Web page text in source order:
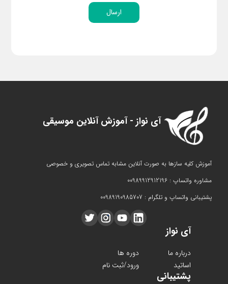
ارسال
آی نواز - آموزش آنلاین موسیقی
آموزش کلیه سازها به صورت آنلاین مشابه تماس تصویری و خصوصی
مشاوره واتساپ : 00989912912196
پشتیبانی واتساپ و تلگرام : 00989190985707
آی نواز
درباره ما
دوره ها
اساتید
ورود/ثبت نام
پشتیبانی